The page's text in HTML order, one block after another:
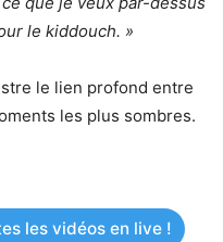
le kiddouch. »
le lien profond entre
les plus sombres.
les vidéos en live !